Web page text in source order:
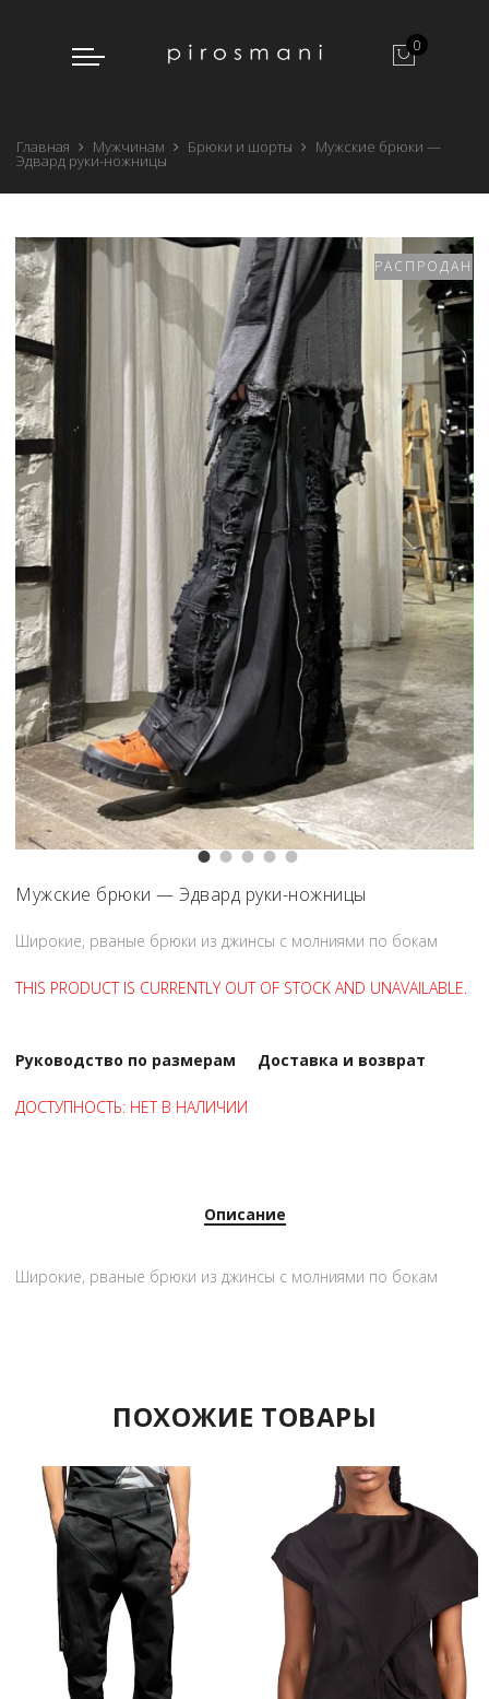
0
Главная Мужчинам Брюки и шорты Мужские брюки —
Эдвард руки-ножницы
РАСПРОДАНО
Мужские брюки — Эдвард руки-ножницы
Широкие, рваные брюки из джинсы с молниями по бокам
THIS PRODUCT IS CURRENTLY OUT OF STOCK AND UNAVAILABLE.
Руководство по размерам Доставка и возврат
ДОСТУПНОСТЬ: НЕТ В НАЛИЧИИ
Описание
Широкие, рваные брюки из джинсы с молниями по бокам
ПОХОЖИЕ ТОВАРЫ